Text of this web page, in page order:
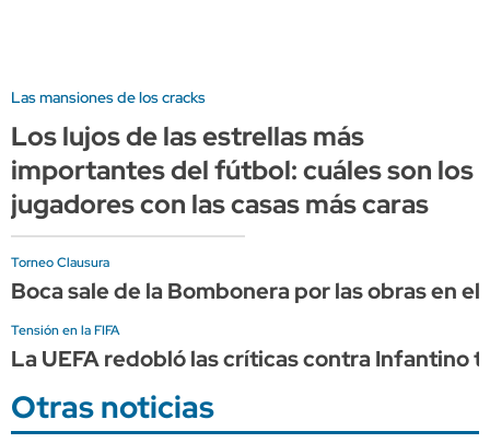
Las mansiones de los cracks
Los lujos de las estrellas más
importantes del fútbol: cuáles son los
jugadores con las casas más caras
Torneo Clausura
Boca sale de la Bombonera por las obras en
Tensión en la FIFA
La UEFA redobló las críticas contra
Otras noticias